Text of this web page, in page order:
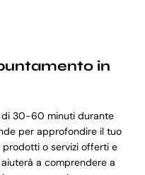
in
di 30-60 minuti durante
per approfondire il tuo
o servizi offerti e
a comprendere a